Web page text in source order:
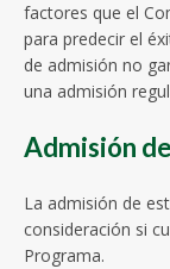
factores que el
para predecir el
de admisión no
una admisión
Admisión
La admisión de
consideración si
Programa.